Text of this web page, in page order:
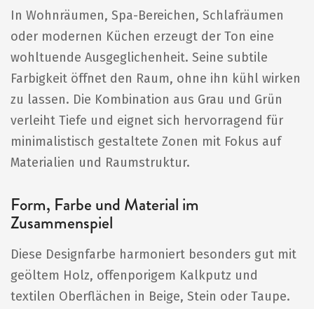
In Wohnräumen, Spa-Bereichen, Schlafräumen
oder modernen Küchen erzeugt der Ton eine
wohltuende Ausgeglichenheit. Seine subtile
Farbigkeit öffnet den Raum, ohne ihn kühl wirken
zu lassen. Die Kombination aus Grau und Grün
verleiht Tiefe und eignet sich hervorragend für
minimalistisch gestaltete Zonen mit Fokus auf
Materialien und Raumstruktur.
Form, Farbe und Material im
Zusammenspiel
Diese Designfarbe harmoniert besonders gut mit
geöltem Holz, offenporigem Kalkputz und
textilen Oberflächen in Beige, Stein oder Taupe.